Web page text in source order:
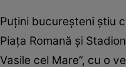
Puțini bucureșteni știu
Piața Romană și
Vasile cel Mare”, cu o